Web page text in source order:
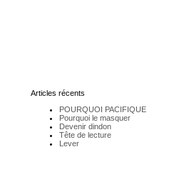
Articles récents
POURQUOI PACIFIQUE
Pourquoi le masquer
Devenir dindon
Tête de lecture
Lever